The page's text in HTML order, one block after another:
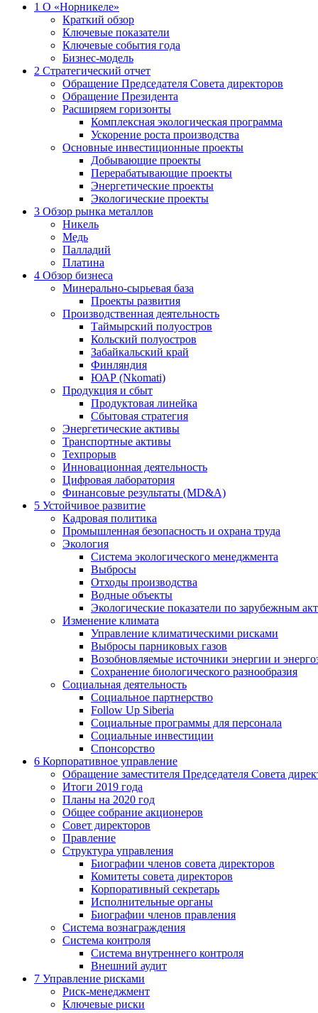
1 О «Норникеле»
Краткий обзор
Ключевые показатели
Ключевые события года
Бизнес-модель
2 Стратегический отчет
Обращение Председателя Совета директоров
Обращение Президента
Расширяем горизонты
Комплексная экологическая программа
Ускорение роста производства
Основные инвестиционные проекты
Добывающие проекты
Перерабатывающие проекты
Энергетические проекты
Экологические проекты
3 Обзор рынка металлов
Никель
Медь
Палладий
Платина
4 Обзор бизнеса
Минерально-сырьевая база
Проекты развития
Производственная деятельность
Таймырский полуостров
Кольский полуостров
Забайкальский край
Финляндия
ЮАР (Nkomati)
Продукция и сбыт
Продуктовая линейка
Сбытовая стратегия
Энергетические активы
Транспортные активы
Техпрорыв
Инновационная деятельность
Цифровая лаборатория
Финансовые результаты (MD&A)
5 Устойчивое развитие
Кадровая политика
Промышленная безопасность и охрана труда
Экология
Система экологического менеджмента
Выбросы
Отходы производства
Водные объекты
Экологические показатели по зарубежным
Изменение климата
Управление климатическими рисками
Выбросы парниковых газов
Возобновляемые источники энергии и
Сохранение биологического разнообразия
Социальная деятельность
Социальное партнерство
Follow Up Siberia
Социальные программы для персонала
Социальные инвестиции
Спонсорство
6 Корпоративное управление
Обращение заместителя Председателя Совета
Итоги 2019 года
Планы на 2020 год
Общее собрание акционеров
Совет директоров
Правление
Структура управления
Биографии членов совета директоров
Комитеты совета директоров
Корпоративный секретарь
Исполнительные органы
Биографии членов правления
Система вознаграждения
Система контроля
Система внутреннего контроля
Внешний аудит
7 Управление рисками
Риск-менеджмент
Ключевые риски